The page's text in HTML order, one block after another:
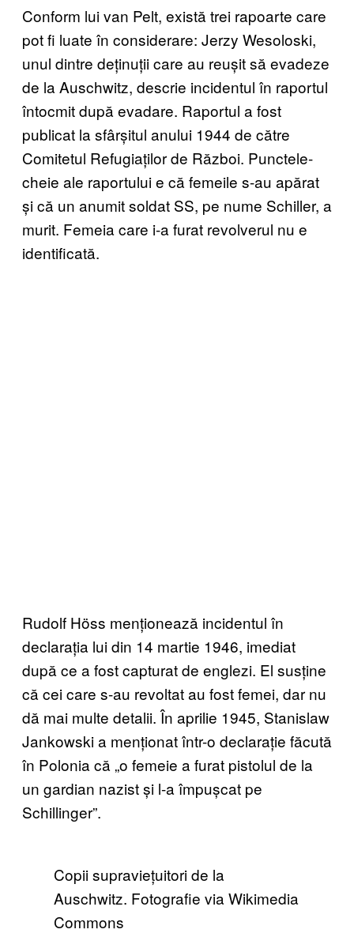
Conform lui van Pelt, există trei rapoarte care
pot fi luate în considerare: Jerzy Wesoloski,
unul dintre deținuții care au reușit să evadeze
de la Auschwitz, descrie incidentul în raportul
întocmit după evadare. Raportul a fost
publicat la sfârșitul anului 1944 de către
Comitetul Refugiaților de Război. Punctele-
cheie ale raportului e că femeile s-au apărat
și că un anumit soldat SS, pe nume Schiller, a
murit. Femeia care i-a furat revolverul nu e
identificată.
Rudolf Höss menționează incidentul în
declarația lui din 14 martie 1946, imediat
după ce a fost capturat de englezi. El susține
că cei care s-au revoltat au fost femei, dar nu
dă mai multe detalii. În aprilie 1945, Stanislaw
Jankowski a menționat într-o declarație făcută
în Polonia că „o femeie a furat pistolul de la
un gardian nazist și l-a împușcat pe
Schillinger”.
Copii supraviețuitori de la
Auschwitz. Fotografie via Wikimedia
Commons